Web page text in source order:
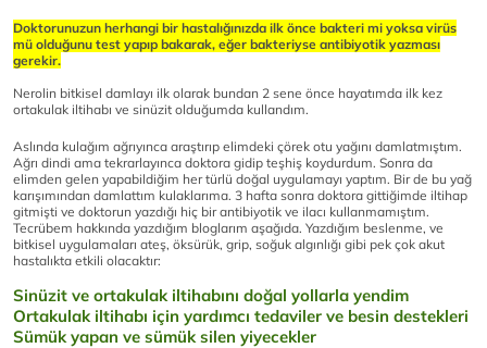
Doktorunuzun herhangi bir hastalığınızda ilk önce bakteri mi yoksa virüs
mü olduğunu test yapıp bakarak, eğer bakteriyse antibiyotik yazması
gerekir.
Nerolin bitkisel damlayı ilk olarak bundan 2 sene önce hayatımda ilk kez
ortakulak iltihabı ve sinüzit olduğumda kullandım.
Aslında kulağım ağrıyınca araştırıp elimdeki çörek otu yağını damlatmıştım.
Ağrı dindi ama tekrarlayınca doktora gidip teşhiş koydurdum. Sonra da
elimden gelen yapabildiğim her türlü doğal uygulamayı yaptım. Bir de bu yağ
karışımından damlattım kulaklarıma. 3 hafta sonra doktora gittiğimde iltihap
gitmişti ve doktorun yazdığı hiç bir antibiyotik ve ilacı kullanmamıştım.
Tecrübem hakkında yazdığım bloglarım aşağıda. Yazdığım beslenme, ve
bitkisel uygulamaları ateş, öksürük, grip, soğuk algınlığı gibi pek çok akut
hastalıkta etkili olacaktır:
Sinüzit ve ortakulak iltihabını doğal yollarla yendim
Ortakulak iltihabı için yardımcı tedaviler ve besin destekleri
Sümük yapan ve sümük silen yiyecekler